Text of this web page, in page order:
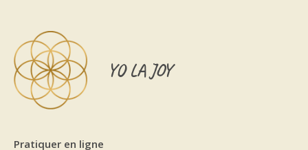
YO LA JOY
Pratiquer en ligne